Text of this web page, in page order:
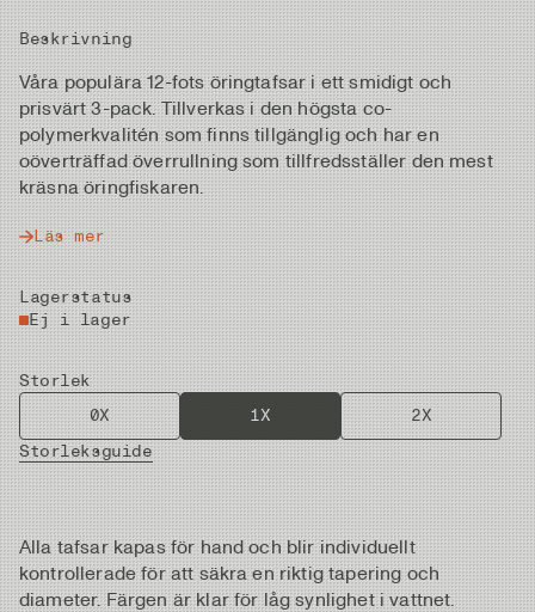
Beskrivning
Våra populära 12-fots öringtafsar i ett smidigt och
prisvärt 3-pack. Tillverkas i den högsta co-
polymerkvalitén som finns tillgänglig och har en
oöverträffad överrullning som tillfredsställer den mest
kräsna öringfiskaren.
Läs mer
Lagerstatus
Ej i lager
Storlek
0X
1X
2X
Storleksguide
Alla tafsar kapas för hand och blir individuellt
kontrollerade för att säkra en riktig tapering och
diameter. Färgen är klar för låg synlighet i vattnet.